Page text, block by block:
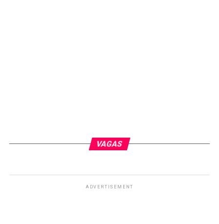
VAGAS
ADVERTISEMENT